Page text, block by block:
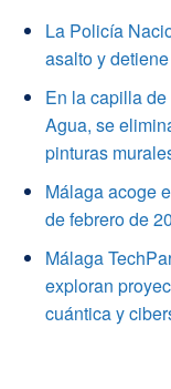
La Policía
asalto y
En la capilla
Agua, se
pinturas
Málaga acoge
de febrero de
Málaga
exploran
cuántica y